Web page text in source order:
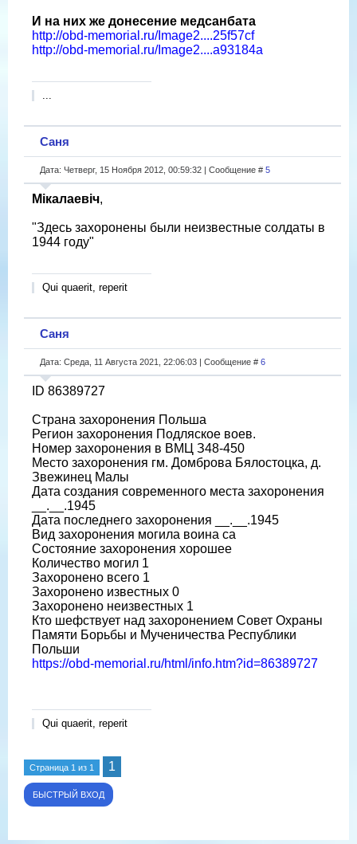
И на них же донесение медсанбата
http://obd-memorial.ru/Image2....25f57cf
http://obd-memorial.ru/Image2....a93184a
Саня
Дата: Четверг, 15 Ноября 2012, 00:59:32 | Сообщение # 5
Мікалаевіч,
"Здесь захоронены были неизвестные солдаты в
1944 году"
Qui quaerit, reperit
Саня
Дата: Среда, 11 Августа 2021, 22:06:03 | Сообщение # 6
ID 86389727
Страна захоронения Польша
Регион захоронения Подляское воев.
Номер захоронения в ВМЦ З48-450
Место захоронения гм. Домброва Бялостоцка, д.
Звежинец Малы
Дата создания современного места захоронения
__.__.1945
Дата последнего захоронения __.__.1945
Вид захоронения могила воина са
Состояние захоронения хорошее
Количество могил 1
Захоронено всего 1
Захоронено известных 0
Захоронено неизвестных 1
Кто шефствует над захоронением Совет Охраны
Памяти Борьбы и Мученичества Республики
Польши
https://obd-memorial.ru/html/info.htm?id=86389727
Qui quaerit, reperit
Страница 1 из 1 1